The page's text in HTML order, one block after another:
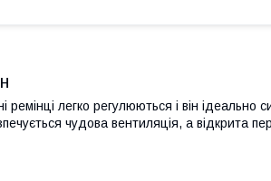
ремінці легко регулюються і він ідеально
чудова вентиляція, а відкрита